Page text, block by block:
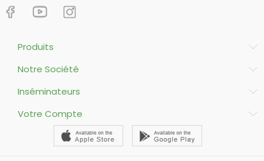
Produits
Notre Société
Inséminateurs
Votre Compte